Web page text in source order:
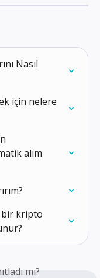
Nasıl
için nelere
alım
kripto
mı?